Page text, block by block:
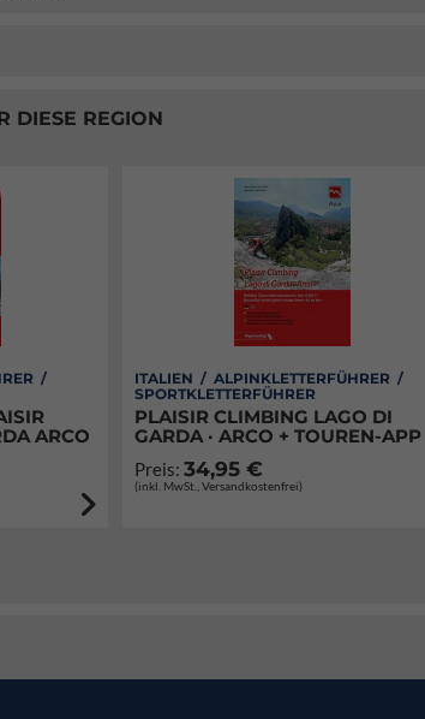
DIESE REGION
/
ARCO
ITALIEN / ALPINKLETTERFÜHRER /
SPORTKLETTERFÜHRER
PLAISIR CLIMBING LAGO DI
GARDA · ARCO + TOUREN-APP
Preis: 34,95 €
(inkl. MwSt., Versandkostenfrei)